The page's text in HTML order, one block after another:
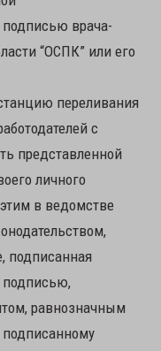
врача-
“ОСПК” или его
переливания
с
представленной
личного
в ведомстве
подписанная
подписью,
равнозначным